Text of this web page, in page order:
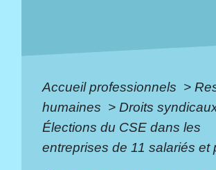
Accueil professionnels >
humaines > Droits
Élections du CSE dans les
entreprises de 11 salariés et